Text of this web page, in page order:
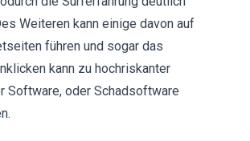
Weiteren kann einige davon auf
führen und sogar das
kann zu hochriskanter
Software, oder Schadsoftware